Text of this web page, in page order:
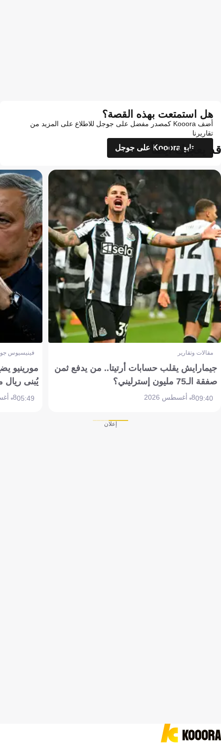
هل استمتعت بهذه القصة؟
أضف Kooora كمصدر مفضل على جوجل للاطلاع على المزيد من
تقاريرنا
تابع Kooora على جوجل
قد يعجبك أيضاً
مقالات وتقارير
جيمارايش يقلب حسابات أرتيتا.. من يدفع ثمن
صفقة الـ75 مليون إسترليني؟
09:408 أغسطس 2026
فينيسيوس
مورينيو
يُبنى ريال
05:498 أغسطس 2026
إعلان